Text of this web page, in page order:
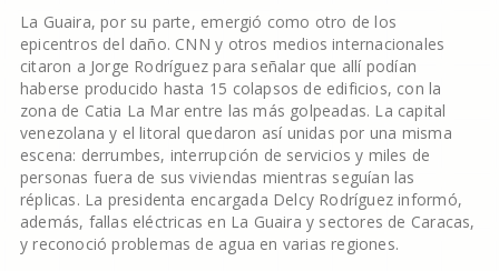
La Guaira, por su parte, emergió como otro de los
epicentros del daño. CNN y otros medios internacionales
citaron a Jorge Rodríguez para señalar que allí podían
haberse producido hasta 15 colapsos de edificios, con la
zona de Catia La Mar entre las más golpeadas. La capital
venezolana y el litoral quedaron así unidas por una misma
escena: derrumbes, interrupción de servicios y miles de
personas fuera de sus viviendas mientras seguían las
réplicas. La presidenta encargada Delcy Rodríguez informó,
además, fallas eléctricas en La Guaira y sectores de Caracas,
y reconoció problemas de agua en varias regiones.